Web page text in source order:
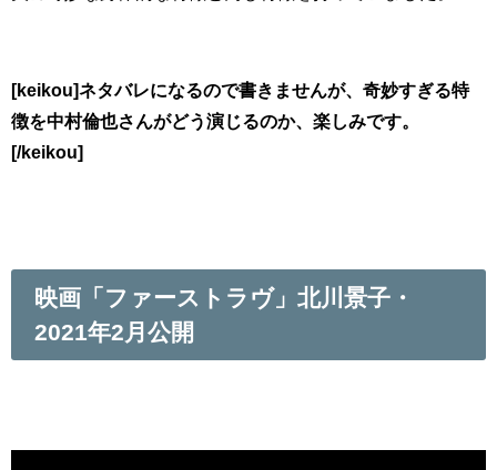
[keikou]ネタバレになるので書きませんが、奇妙すぎる特
徴を中村倫也さんがどう演じるのか、楽しみです。
[/keikou]
映画「ファーストラヴ」北川景子・
2021年2月公開